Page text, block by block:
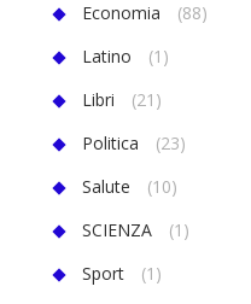
Economia
(88)
Latino
(1)
Libri
(21)
Politica
(23)
Salute
(10)
SCIENZA
(1)
Sport
(1)